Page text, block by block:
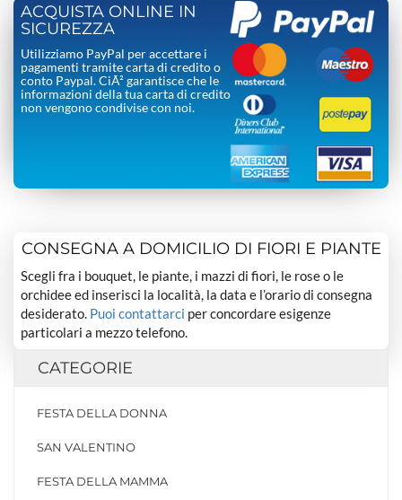
ACQUISTA ONLINE IN
SICUREZZA
Utilizziamo PayPal per accettare i
pagamenti tramite carta di credito o
conto Paypal. CiÃ² garantisce che le
informazioni della tua carta di credito
non vengono condivise con noi.
CONSEGNA A DOMICILIO DI FIORI E PIANTE
Scegli fra i bouquet, le piante, i mazzi di fiori, le rose o le
orchidee ed inserisci la località, la data e l’orario di consegna
desiderato. Puoi contattarci per concordare esigenze
particolari a mezzo telefono.
CATEGORIE
FESTA DELLA DONNA
SAN VALENTINO
FESTA DELLA MAMMA